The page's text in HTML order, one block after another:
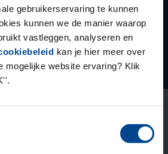
gebruikerservaring te kunnen
kunnen we de manier waarop
vastleggen, analyseren en
kan je hier meer over
mogelijke website ervaring? Klik
vanuit de
van
beoordelen ons met een 9.1